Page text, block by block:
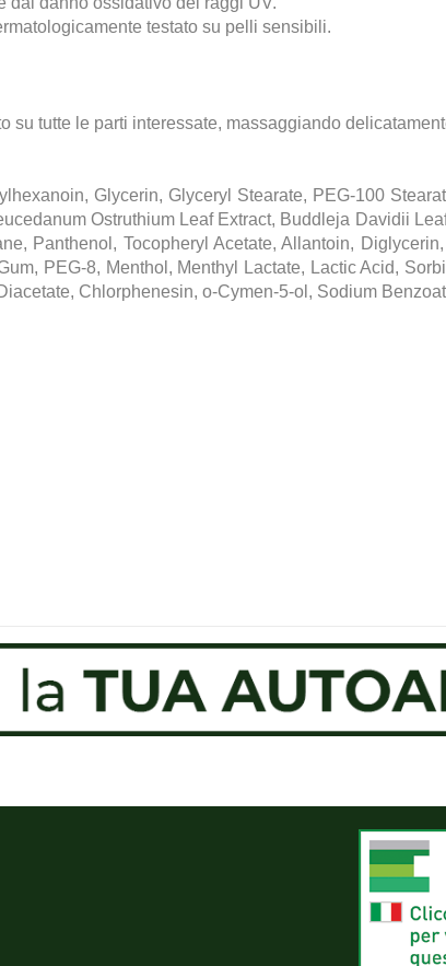
testato su pelli sensibili.
su tutte le parti interessate, massaggiando
Glycerin, Glyceryl Stearate, PEG-100
Ostruthium Leaf Extract, Buddleja Davidii
Panthenol, Tocopheryl Acetate, Allantoin,
PEG-8, Menthol, Menthyl Lactate, Lactic Acid,
Chlorphenesin, o-Cymen-5-ol, Sodium